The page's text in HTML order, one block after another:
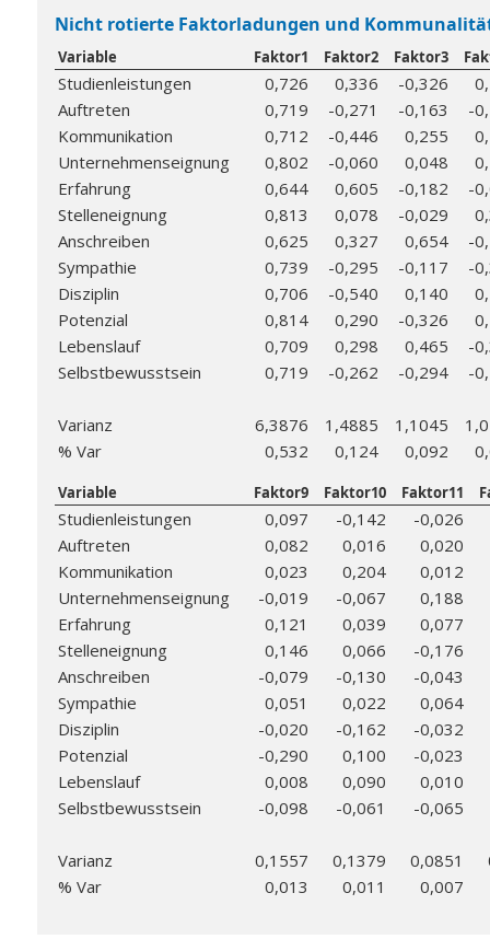
Nicht rotierte Faktorladungen und
Variable Faktor1 Faktor2 Faktor3
Studienleistungen 0,726 0,336 -0,326
Auftreten
0,719 -0,271 -0,163
-
Kommunikation
0,712 -0,446 0,255
Unternehmenseignung
0,802 -0,060 0,048
Erfahrung
0,644 0,605 -0,182
-
Stelleneignung
0,813 0,078 -0,029
Anschreiben
0,625 0,327 0,654
-
Sympathie
0,739 -0,295 -0,117
-
Disziplin
0,706 -0,540 0,140
Potenzial
0,814 0,290 -0,326
Lebenslauf
0,709 0,298 0,465
-
Selbstbewusstsein
0,719 -0,262 -0,294 -
Varianz 6,3876 1,4885 1,1045
% Var
0,532 0,124 0,092
Variable Faktor9 Faktor10 Faktor11
Studienleistungen 0,097 -0,142
-0,026
Auftreten
0,082 0,016
0,020
Kommunikation
0,023 0,204
0,012
Unternehmenseignung
-0,019 -0,067
0,188
Erfahrung
0,121 0,039
0,077
Stelleneignung
0,146 0,066
-0,176
Anschreiben
-0,079 -0,130
-0,043
Sympathie
0,051 0,022
0,064
Disziplin
-0,020 -0,162
-0,032
Potenzial
-0,290 0,100
-0,023
Lebenslauf
0,008 0,090
0,010
Selbstbewusstsein
-0,098 -0,061 -0,065
Varianz 0,1557 0,1379 0,0851
% Var
0,013 0,011 0,007